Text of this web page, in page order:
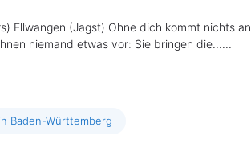
Ellwangen (Jagst) Ohne dich kommt nichts an
niemand etwas vor: Sie bringen die......
Baden-Württemberg